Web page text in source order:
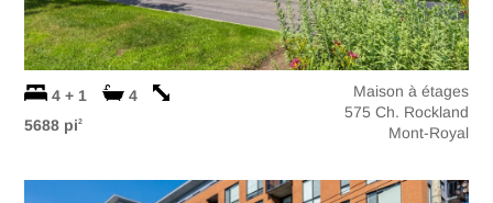
4 + 1
4
5688 pi2
Maison à étages
575 Ch. Rockland
Mont-Royal